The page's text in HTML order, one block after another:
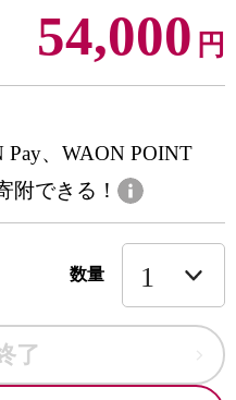
54,000 円
、WAON POINT
附できる！
数量
了